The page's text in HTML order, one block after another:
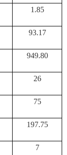
1.85
93.17
949.80
26
75
197.75
7